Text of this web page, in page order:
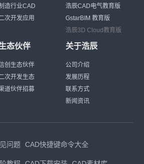
造行业CAD
次开发应用
浩辰CAD电气教育版
GstarBIM 教育版
浩辰3D Cloud教育版
态伙伴
创生态伙伴
次开发生态
道伙伴招募
关于浩辰
公司介绍
发展历程
联系方式
新闻资讯
问题 CAD快捷键命令大全